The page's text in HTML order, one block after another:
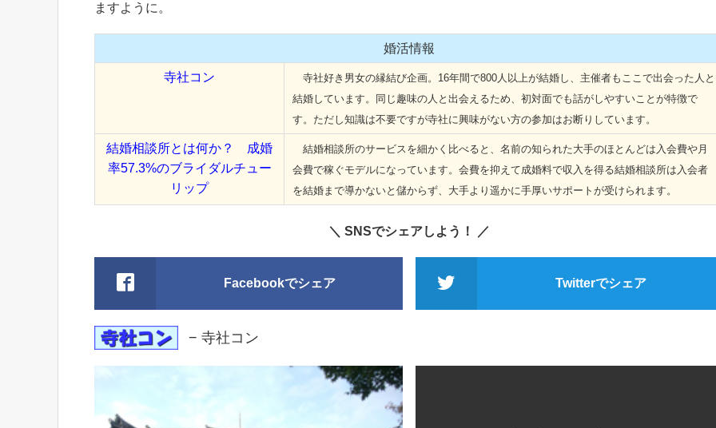
ますように。
婚活情報
寺社コン
寺社好き男女の縁結び企画。16年間で800人以上が結婚し、主催者もここで出会った人と
結婚しています。同じ趣味の人と出会えるため、初対面でも話がしやすいことが特徴で
す。ただし知識は不要ですが寺社に興味がない方の参加はお断りしています。
結婚相談所とは何か？ 成婚
率57.3%のブライダルチュー
リップ
結婚相談所のサービスを細かく比べると、名前の知られた大手のほとんどは入会費や月
会費で稼ぐモデルになっています。会費を抑えて成婚料で収入を得る結婚相談所は入会者
を結婚まで導かないと儲からず、大手より遥かに手厚いサポートが受けられます。
＼ SNSでシェアしよう！ ／
Facebookでシェア Twitterでシェア
− 寺社コン